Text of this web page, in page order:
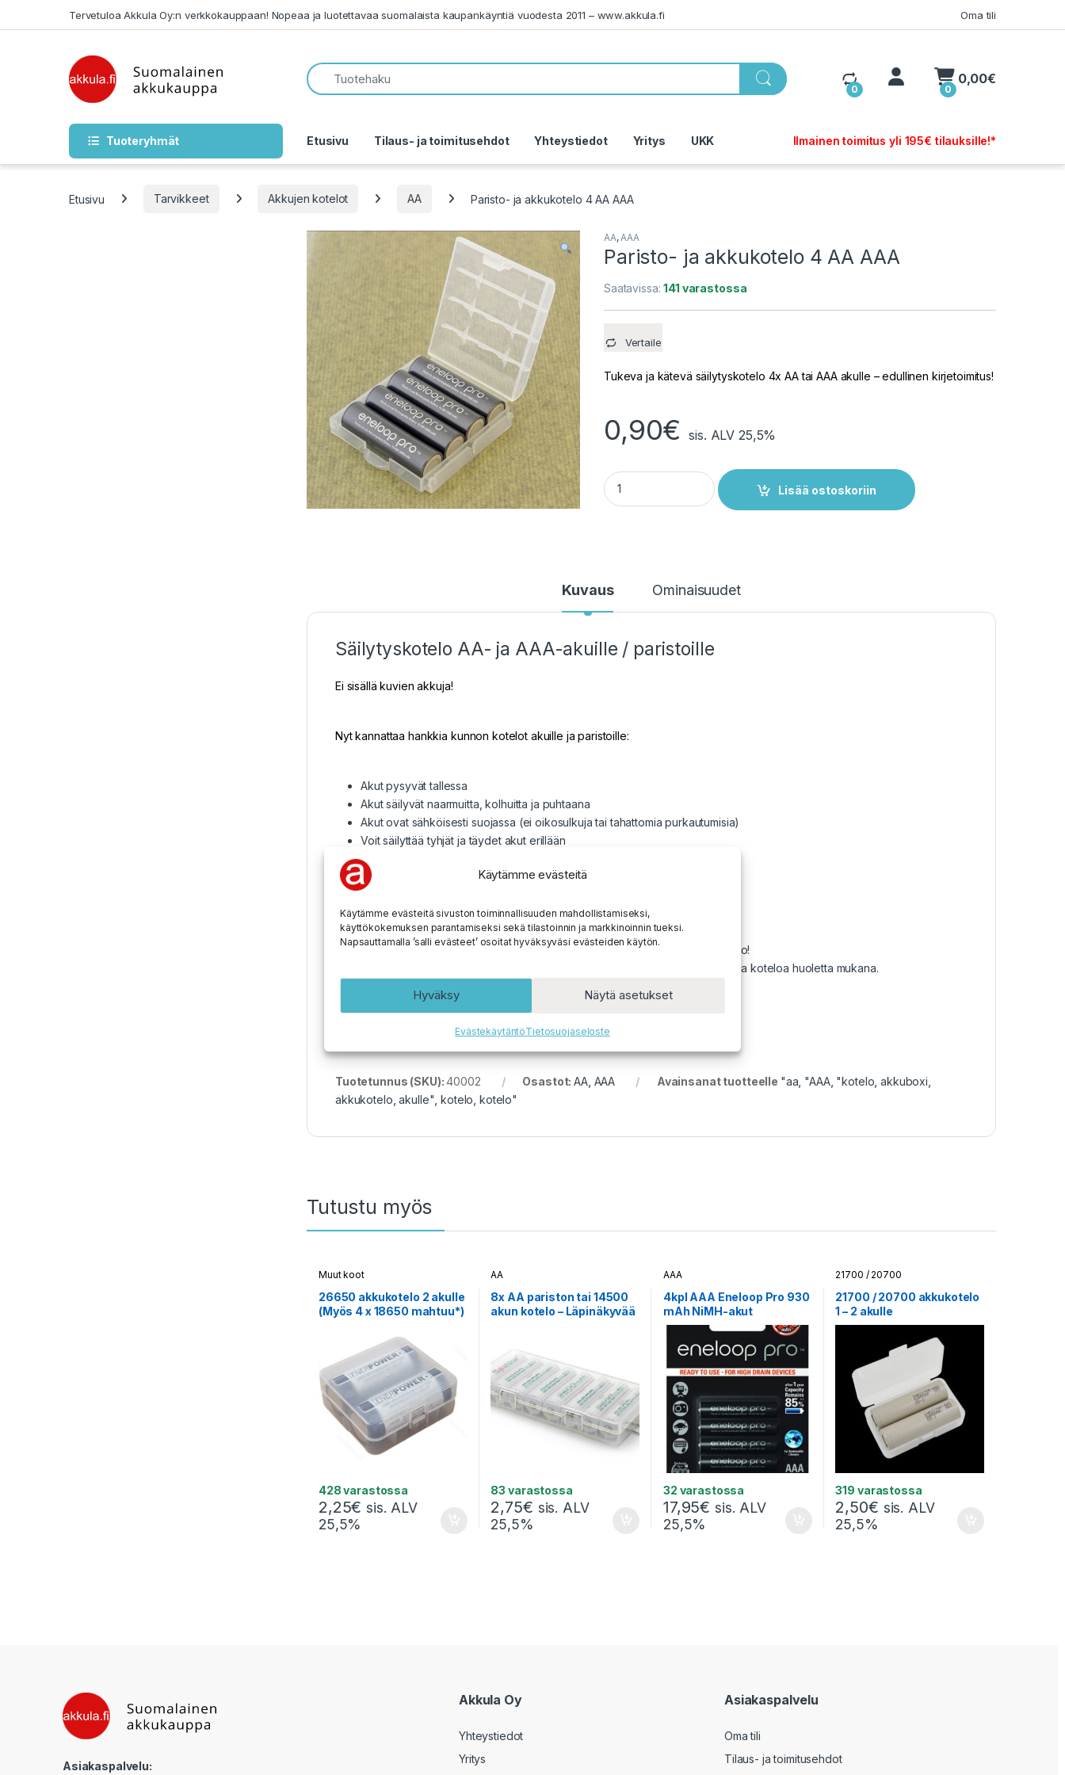
Käytämme evästeitä
Käytämme evästeitä sivuston toiminnallisuuden mahdollistamiseksi,
käyttökokemuksen parantamiseksi sekä tilastoinnin ja markkinoinnin tueksi.
Napsauttamalla ’salli evästeet’ osoitat hyväksyväsi evästeiden käytön.
Hyväksy Näytä asetukset
EvästekäytäntöTietosuojaseloste
Tervetuloa Akkula Oy:n verkkokauppaan! Nopeaa ja luotettavaa suomalaista kaupankäyntiä vuodesta 2011 – www.akkula.fi Oma tili
0
My Account
0
0,00€
Tuoteryhmät Etusivu Tilaus- ja toimitusehdot Yhteystiedot Yritys UKK Ilmainen toimitus yli 195€ tilauksille!*
Etusivu Tarvikkeet Akkujen kotelot AA Paristo- ja akkukotelo 4 AA AAA
AA,AAA
Paristo- ja akkukotelo 4 AA AAA
Saatavissa:141 varastossa
Vertaile
Tukeva ja kätevä säilytyskotelo 4x AA tai AAA akulle – edullinen kirjetoimitus!
0,90€ sis. ALV 25,5%
Paristo- ja akkukotelo 4 AA AAA quantity
Lisää ostoskoriin
Kuvaus Ominaisuudet
Säilytyskotelo AA- ja AAA-akuille / paristoille
Ei sisällä kuvien akkuja!
Nyt kannattaa hankkia kunnon kotelot akuille ja paristoille:
Akut pysyvät tallessa
Akut säilyvät naarmuitta, kolhuitta ja puhtaana
Akut ovat sähköisesti suojassa (ei oikosulkuja tai tahattomia purkautumisia)
Voit säilyttää tyhjät ja täydet akut erillään
Juuri sopiva neljän akun satsi esim.
Taskulamppuun
Yms.
Kotelot voidaan kytkeä yhteen “pötkötksi” – Tee vaikka 8 tai 12 akun kotelo!
Koteloissa on lokerot jokaiselle akulle erikseen – Voit kuljettaa myös vajaata koteloa huoletta mukana.
Tuotetunnus (SKU):40002 Osastot:AA, AAA Avainsanat tuotteelle "aa "AAA, "kotelo ,akkuboxi
akkukotelo ,akulle" ,kotelo ,kotelo"
Tutustu myös
Muut koot
26650 akkukotelo 2 akulle
(Myös 4 x 18650 mahtuu*)
428 varastossa
2,25€ sis. ALV
25,5%
AA
8x AA pariston tai 14500
akun kotelo – Läpinäkyvää
83 varastossa
2,75€ sis. ALV
25,5%
AAA
4kpl AAA Eneloop Pro 930
mAh NiMH-akut
myymäläpakkauksessa
32 varastossa
17,95€ sis. ALV
25,5%
21700 / 20700
21700 / 20700 akkukotelo
1 – 2 akulle
319 varastossa
2,50€ sis. ALV
25,5%
Asiakaspalvelu:
Akkula Oy
Yhteystiedot
Yritys
Asiakaspalvelu
Oma tili
Tilaus- ja toimitusehdot